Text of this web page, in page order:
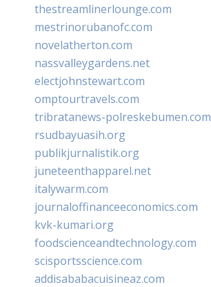
thestreamlinerlounge.com
mestrinorubanofc.com
novelatherton.com
nassvalleygardens.net
electjohnstewart.com
omptourtravels.com
tribratanews-polreskebumen.com
rsudbayuasih.org
publikjurnalistik.org
juneteenthapparel.net
italywarm.com
journaloffinanceeconomics.com
kvk-kumari.org
foodscienceandtechnology.com
scisportsscience.com
addisababacuisineaz.com